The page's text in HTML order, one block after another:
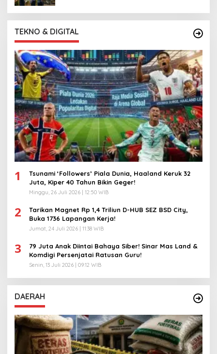
TEKNO & DIGITAL
1
Tsunami ‘Followers’ Piala Dunia, Haaland Keruk 32
Juta, Kiper 40 Tahun Bikin Geger!
Minggu, 26 Juli 2026 | 12:50 WIB
2
Tarikan Magnet Rp 1,4 Triliun D-HUB SEZ BSD City,
Buka 1736 Lapangan Kerja!
Jumat, 24 Juli 2026 | 11:38 WIB
3
79 Juta Anak Diintai Bahaya Siber! Sinar Mas Land &
Komdigi Persenjatai Ratusan Guru!
Senin, 13 Juli 2026 | 09:12 WIB
DAERAH